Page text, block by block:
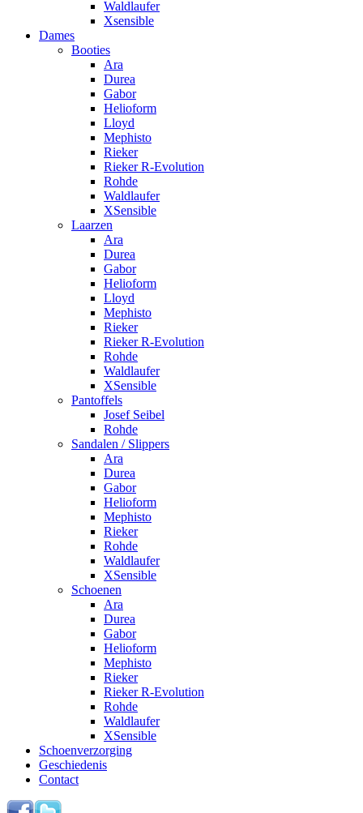
Waldlaufer
Xsensible
Dames
Booties
Ara
Durea
Gabor
Helioform
Lloyd
Mephisto
Rieker
Rieker R-Evolution
Rohde
Waldlaufer
XSensible
Laarzen
Ara
Durea
Gabor
Helioform
Lloyd
Mephisto
Rieker
Rieker R-Evolution
Rohde
Waldlaufer
XSensible
Pantoffels
Josef Seibel
Rohde
Sandalen / Slippers
Ara
Durea
Gabor
Helioform
Mephisto
Rieker
Rohde
Waldlaufer
XSensible
Schoenen
Ara
Durea
Gabor
Helioform
Mephisto
Rieker
Rieker R-Evolution
Rohde
Waldlaufer
XSensible
Schoenverzorging
Geschiedenis
Contact